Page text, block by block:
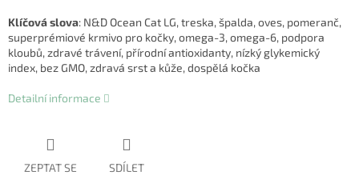
Klíčová slova: N&D Ocean Cat LG, treska, špalda, oves, pomeranč,
superprémiové krmivo pro kočky, omega-3, omega-6, podpora
kloubů, zdravé trávení, přírodní antioxidanty, nízký glykemický
index, bez GMO, zdravá srst a kůže, dospělá kočka
Detailní informace
ZEPTAT SE SDÍLET